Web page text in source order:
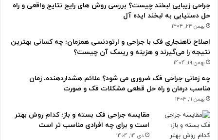
جراحی زیبایی لبخند چیست؟ بررسی روش های رایج نتایج واقعی و راه
حل دستیابی به لبخند ایده آل
بهمن 23, 1404
اصلاح ناهنجاری فک با جراحی و ارتودنسی همزمان؛ چه کسانی بهترین
نتیجه را می‌گیرند و هزینه و ریسک آن چیست؟
بهمن 19, 1404
چه زمانی جراحی فک ضروری می شود؟ علائم هشداردهنده، زمان
مناسب درمان و راه حل قطعی مشکلات فک و صورت
بهمن 11, 1404
مقایسه جراحی فک بسته و باز؛ کدام روش بهتر
است و برای چه افرادی مناسب تر است
دی 14, 1404